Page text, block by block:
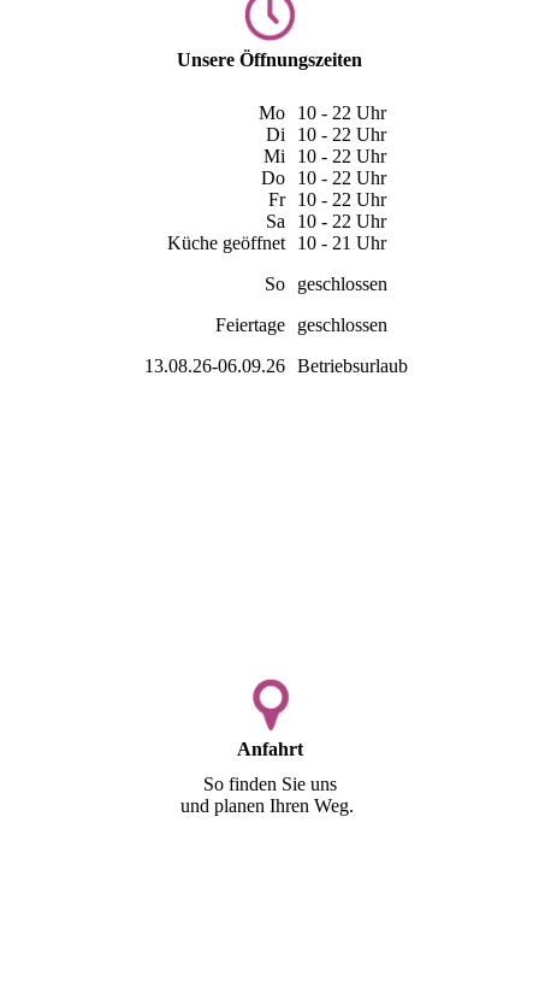
Unsere Öffnungszeiten
Mo
Di
Mi
Do
Fr
Sa
Küche geöffnet
So
Feiertage
13.08.26-06.09.26
10 - 22 Uhr
10 - 22 Uhr
10 - 22 Uhr
10 - 22 Uhr
10 - 22 Uhr
10 - 22 Uhr
10 - 21 Uhr
geschlossen
geschlossen
Betriebsurlaub
Anfahrt
So finden Sie uns
und planen Ihren Weg.